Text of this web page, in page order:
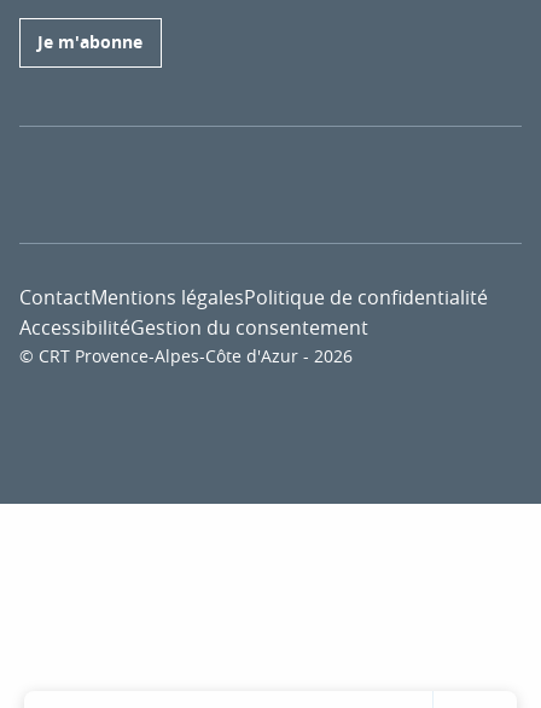
Je m'abonne
© CRT Provence-Alpes-Côte d'Azur - 2026
ContactMentions légalesPolitique de confidentialité
AccessibilitéGestion du consentement